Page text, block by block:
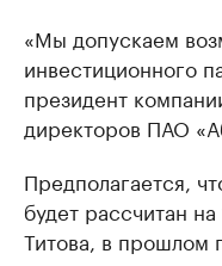
«Мы допускаем
инвестиционного
президент
директоров ПАО
Предполагается,
будет рассчитан
Титова, в прошлом